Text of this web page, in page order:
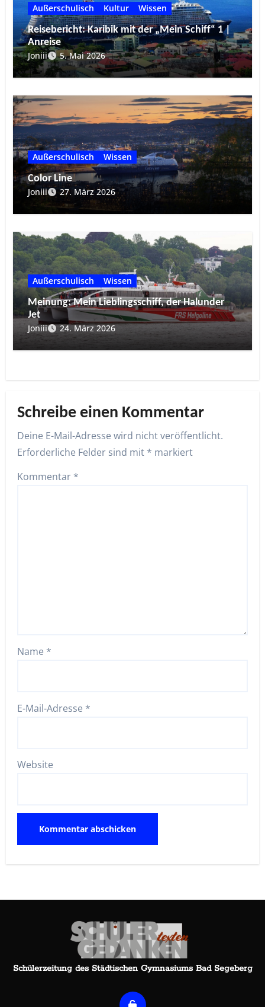
Außerschulisch Kultur
Wissen
Reisebericht: Karibik mit der „Mein Schiff“ 1 |
Anreise
Joniii
5. Mai 2026
Außerschulisch
Wissen
Color Line
Joniii
27. März 2026
Außerschulisch
Wissen
Meinung: Mein Lieblingsschiff, der Halunder
Jet
Joniii
24. März 2026
Schreibe einen Kommentar
Deine E-Mail-Adresse wird nicht veröffentlicht.
Erforderliche Felder sind mit * markiert
Kommentar *
Name *
E-Mail-Adresse *
Website
Schülerzeitung des Städtischen Gymnasiums Bad Segeberg